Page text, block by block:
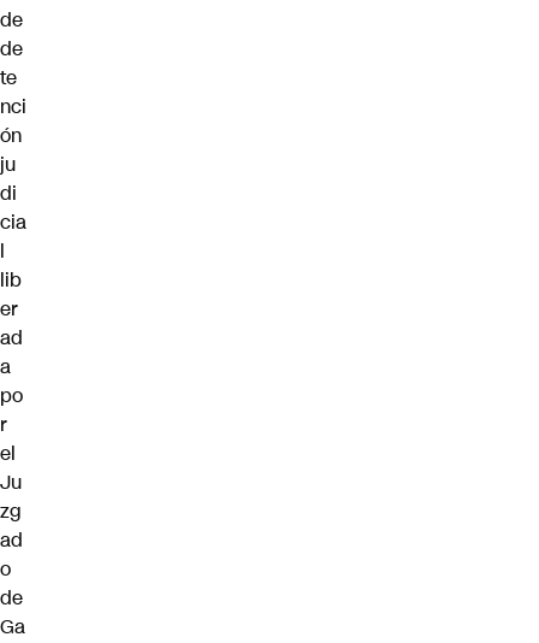
de
de
te
nci
ón
ju
di
cia
l
lib
er
ad
a
po
r
el
Ju
zg
ad
o
de
Ga